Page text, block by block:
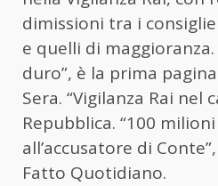
dimissioni tra i
e quelli di maggioranza.
duro”, è la prima
Sera. “Vigilanza Rai nel
Repubblica. “100
all’accusatore di
Fatto Quotidiano.